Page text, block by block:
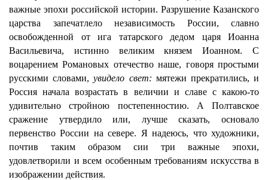
важные эпохи российской истории. Разрушение Казанского
царства запечатлело независимость России, славно
освобожденной от ига татарского дедом царя Иоанна
Васильевича, истинно великим князем Иоанном. С
воцарением Романовых отечество наше, говоря простыми
русскими словами,увидело свет: мятежи прекратились, и
Россия начала возрастать в величии и славе с какою-то
удивительно стройною постепенностию. А Полтавское
сражение утвердило или, лучше сказать, основало
первенство России на севере. Я надеюсь, что художники,
почтив таким образом сии три важные эпохи,
удовлетворили и всем особенным требованиям искусства в
изображении действия.